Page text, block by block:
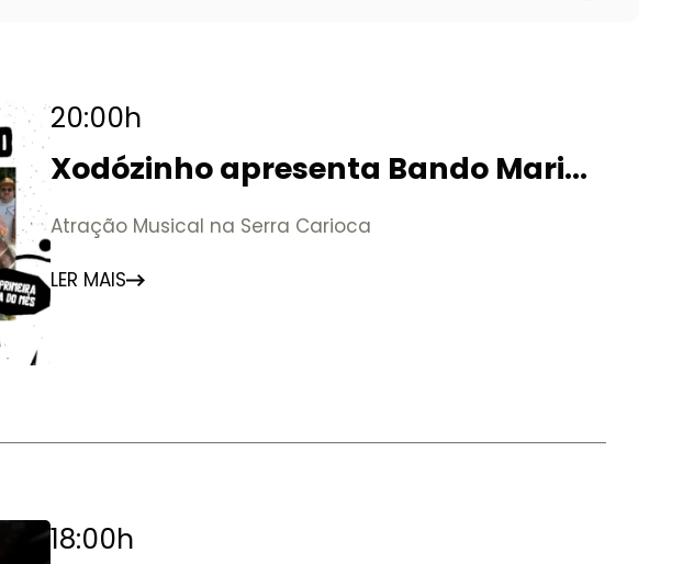
20:00h
Xodózinho apresenta Bando Maria
Bonita
Atração Musical na Serra Carioca
LER MAIS
18:00h